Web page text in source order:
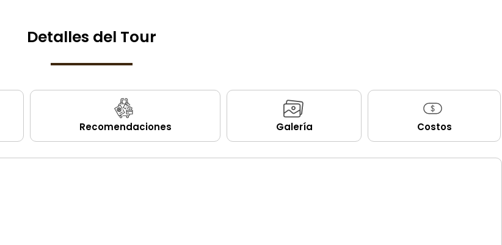
Detalles del Tour
Recomendaciones Galería Costos